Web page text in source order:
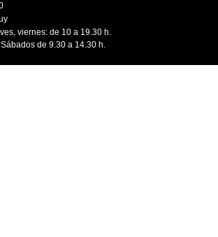
viernes: de 10 a 19.30 h.
de 9.30 a 14.30 h.